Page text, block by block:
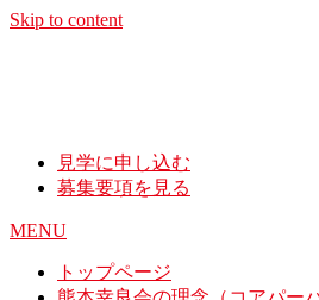
Skip to content
見学に申し込む
募集要項を見る
MENU
トップページ